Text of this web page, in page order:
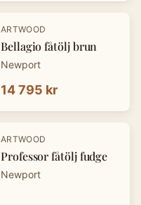
ARTWOOD
Bellagio fåtölj brun
Newport
14 795 kr
ARTWOOD
Professor fåtölj fudge
Newport